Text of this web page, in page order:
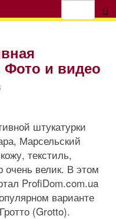
Фото и видео
штукатурки
Марсельский
текстиль,
велик. В этом
ProfiDom.com.ua
варианте
(Grotto).